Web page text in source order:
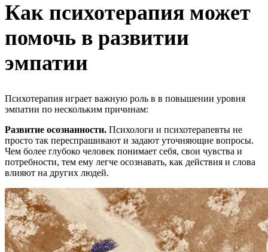
Как психотерапия может
помочь в развитии
эмпатии
Психотерапия играет важную роль в в повышении уровня
эмпатии по нескольким причинам:
Развитие осознанности. Психологи и психотерапевты не
просто так переспрашивают и задают уточняющие вопросы.
Чем более глубоко человек понимает себя, свои чувства и
потребности, тем ему легче осознавать, как действия и слова
влияют на других людей.